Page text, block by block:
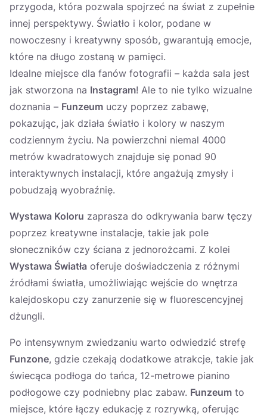
przygoda, która pozwala spojrzeć na świat z zupełnie
innej perspektywy. Światło i kolor, podane w
nowoczesny i kreatywny sposób, gwarantują emocje,
które na długo zostaną w pamięci.
Idealne miejsce dla fanów fotografii – każda sala jest
jak stworzona na Instagram! Ale to nie tylko wizualne
doznania – Funzeum uczy poprzez zabawę,
pokazując, jak działa światło i kolory w naszym
codziennym życiu. Na powierzchni niemal 4000
metrów kwadratowych znajduje się ponad 90
interaktywnych instalacji, które angażują zmysły i
pobudzają wyobraźnię.
Wystawa Koloru zaprasza do odkrywania barw tęczy
poprzez kreatywne instalacje, takie jak pole
słoneczników czy ściana z jednorożcami. Z kolei
Wystawa Światła oferuje doświadczenia z różnymi
źródłami światła, umożliwiając wejście do wnętrza
kalejdoskopu czy zanurzenie się w fluorescencyjnej
dżungli.
Po intensywnym zwiedzaniu warto odwiedzić strefę
Funzone, gdzie czekają dodatkowe atrakcje, takie jak
świecąca podłoga do tańca, 12-metrowe pianino
podłogowe czy podniebny plac zabaw. Funzeum to
miejsce, które łączy edukację z rozrywką, oferując